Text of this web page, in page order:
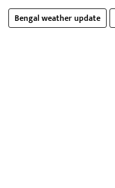
Bengal weather update